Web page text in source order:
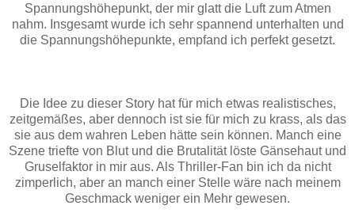
Spannungshöhepunkt, der mir glatt die Luft zum Atmen
nahm. Insgesamt wurde ich sehr spannend unterhalten und
die Spannungshöhepunkte, empfand ich perfekt gesetzt.
Die Idee zu dieser Story hat für mich etwas realistisches,
zeitgemäßes, aber dennoch ist sie für mich zu krass, als das
sie aus dem wahren Leben hätte sein können. Manch eine
Szene triefte von Blut und die Brutalität löste Gänsehaut und
Gruselfaktor in mir aus. Als Thriller-Fan bin ich da nicht
zimperlich, aber an manch einer Stelle wäre nach meinem
Geschmack weniger ein Mehr gewesen.